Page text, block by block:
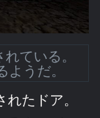
ている。
うだ。
たドア。